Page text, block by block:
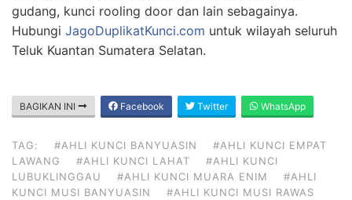
gudang, kunci rooling door dan lain sebagainya.
Hubungi JagoDuplikatKunci.com untuk wilayah seluruh
Teluk Kuantan Sumatera Selatan.
BAGIKAN INI Facebook Twitter WhatsApp
TAG: #AHLI KUNCI BANYUASIN
#AHLI KUNCI EMPAT
LAWANG
#AHLI KUNCI LAHAT
#AHLI KUNCI
LUBUKLINGGAU
#AHLI KUNCI MUARA ENIM
#AHLI
KUNCI MUSI BANYUASIN
#AHLI KUNCI MUSI RAWAS